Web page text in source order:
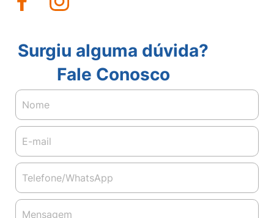
Surgiu alguma dúvida?
Fale Conosco